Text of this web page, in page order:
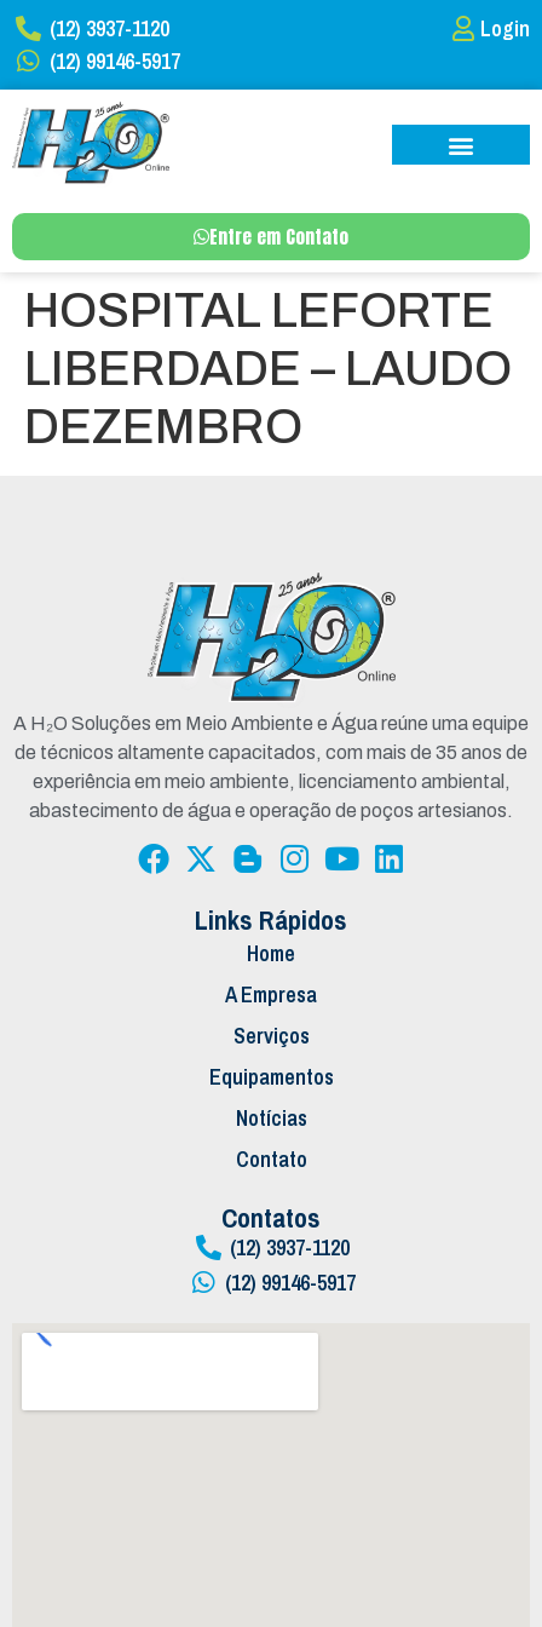
(12) 3937-1120
(12) 99146-5917
Login
Entre em Contato
HOSPITAL LEFORTE
LIBERDADE – LAUDO
DEZEMBRO
A H₂O Soluções em Meio Ambiente e Água reúne uma equipe
de técnicos altamente capacitados, com mais de 35 anos de
experiência em meio ambiente, licenciamento ambiental,
abastecimento de água e operação de poços artesianos.
Links Rápidos
Home
A Empresa
Serviços
Equipamentos
Notícias
Contato
Contatos
(12) 3937-1120
(12) 99146-5917